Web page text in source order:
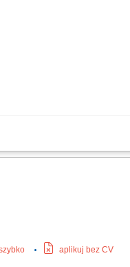
produkcyjnych; Układanie /
aplikuj bez CV